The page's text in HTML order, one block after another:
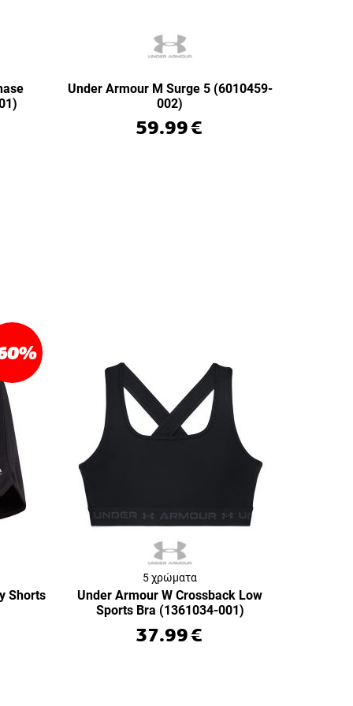
Under Armour M Surge 5 (6010459-
002)
59.99€
%
Shorts
5 χρώματα
Under Armour W Crossback Low
Sports Bra (1361034-001)
37.99€